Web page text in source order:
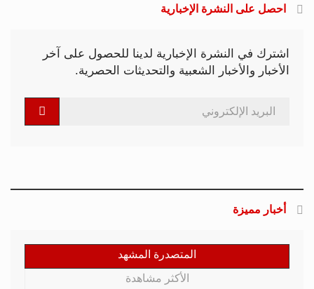
احصل على النشرة الإخبارية
اشترك في النشرة الإخبارية لدينا للحصول على آخر
الأخبار والأخبار الشعبية والتحديثات الحصرية.
أخبار مميزة
المتصدرة المشهد
الأكثر مشاهدة